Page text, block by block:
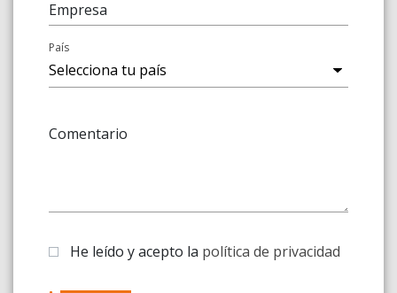
Empresa
País
Comentario
He leído y acepto la política de privacidad